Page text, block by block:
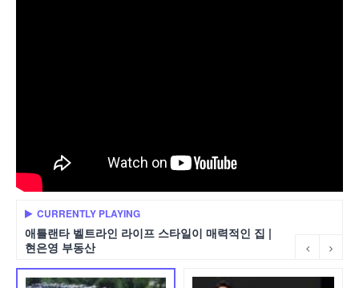
CURRENTLY PLAYING
애틀랜타 벨트라인 라이프 스타일이 매력적인 집 |
현은영 부동산